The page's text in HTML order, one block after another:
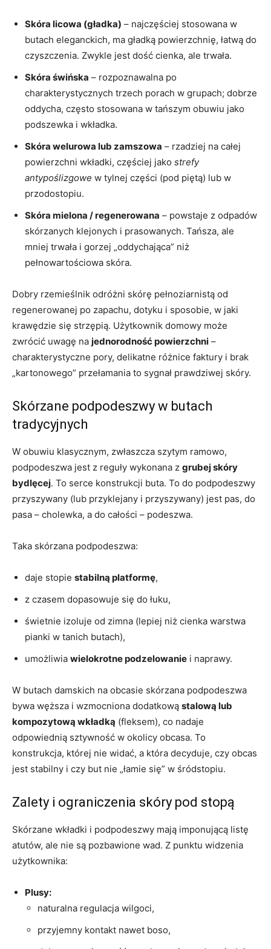
Skóra licowa (gładka) – najczęściej stosowana w
butach eleganckich, ma gładką powierzchnię, łatwą do
czyszczenia. Zwykle jest dość cienka, ale trwała.
Skóra świńska – rozpoznawalna po
charakterystycznych trzech porach w grupach; dobrze
oddycha, często stosowana w tańszym obuwiu jako
podszewka i wkładka.
Skóra welurowa lub zamszowa – rzadziej na całej
powierzchni wkładki, częściej jako strefy
antypoślizgowe w tylnej części (pod piętą) lub w
przodostopiu.
Skóra mielona / regenerowana – powstaje z odpadów
skórzanych klejonych i prasowanych. Tańsza, ale
mniej trwała i gorzej „oddychająca” niż
pełnowartościowa skóra.
Dobry rzemieślnik odróżni skórę pełnoziarnistą od
regenerowanej po zapachu, dotyku i sposobie, w jaki
krawędzie się strzępią. Użytkownik domowy może
zwrócić uwagę na jednorodność powierzchni –
charakterystyczne pory, delikatne różnice faktury i brak
„kartonowego” przełamania to sygnał prawdziwej skóry.
Skórzane podpodeszwy w butach
tradycyjnych
W obuwiu klasycznym, zwłaszcza szytym ramowo,
podpodeszwa jest z reguły wykonana z grubej skóry
bydlęcej. To serce konstrukcji buta. To do podpodeszwy
przyszywany (lub przyklejany i przyszywany) jest pas, do
pasa – cholewka, a do całości – podeszwa.
Taka skórzana podpodeszwa:
daje stopie stabilną platformę,
z czasem dopasowuje się do łuku,
świetnie izoluje od zimna (lepiej niż cienka warstwa
pianki w tanich butach),
umożliwia wielokrotne podzelowanie i naprawy.
W butach damskich na obcasie skórzana podpodeszwa
bywa węższa i wzmocniona dodatkową stalową lub
kompozytową wkładką (fleksem), co nadaje
odpowiednią sztywność w okolicy obcasa. To
konstrukcja, której nie widać, a która decyduje, czy obcas
jest stabilny i czy but nie „łamie się” w śródstopiu.
Zalety i ograniczenia skóry pod stopą
Skórzane wkładki i podpodeszwy mają imponującą listę
atutów, ale nie są pozbawione wad. Z punktu widzenia
użytkownika:
Plusy:
naturalna regulacja wilgoci,
przyjemny kontakt nawet boso,